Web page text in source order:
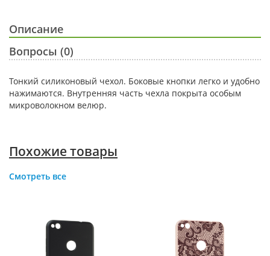
Описание
Вопросы (0)
Тонкий силиконовый чехол. Боковые кнопки легко и удобно
нажимаются. Внутренняя часть чехла покрыта особым
микроволокном велюр.
Похожие товары
Смотреть все